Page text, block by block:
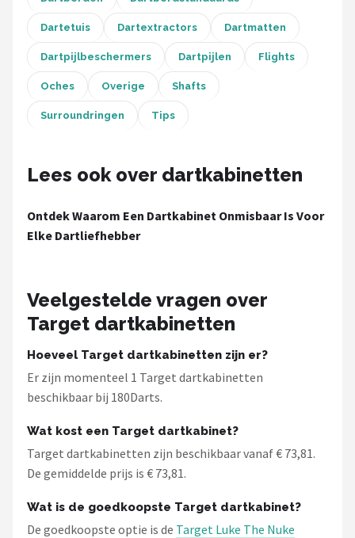
ABC Darts
Mission
Harrows
Unicorn
Alle merken →
Dartetuis Dartextractors Dartmatten
Dartpijlbeschermers Dartpijlen Flights
Oches Overige Shafts
Surroundringen Tips
Lees ook over dartkabinetten
Ontdek Waarom Een Dartkabinet Onmisbaar Is Voor
Elke Dartliefhebber
Veelgestelde vragen over
Target dartkabinetten
Hoeveel Target dartkabinetten zijn er?
Er zijn momenteel 1 Target dartkabinetten
beschikbaar bij 180Darts.
Wat kost een Target dartkabinet?
Target dartkabinetten zijn beschikbaar vanaf € 73,81.
De gemiddelde prijs is € 73,81.
Wat is de goedkoopste Target dartkabinet?
De goedkoopste optie is de Target Luke The Nuke